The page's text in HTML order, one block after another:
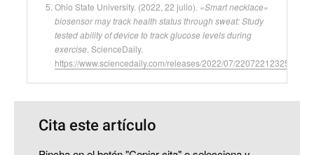
Ohio State University. (2022, 22 julio). «Smart necklace»
biosensor may track health status through sweat: Study
tested ability of device to track glucose levels during
exercise . ScienceDaily.
https://www.sciencedaily.com/releases/2022/07/220722123252.htm
Cita este artículo